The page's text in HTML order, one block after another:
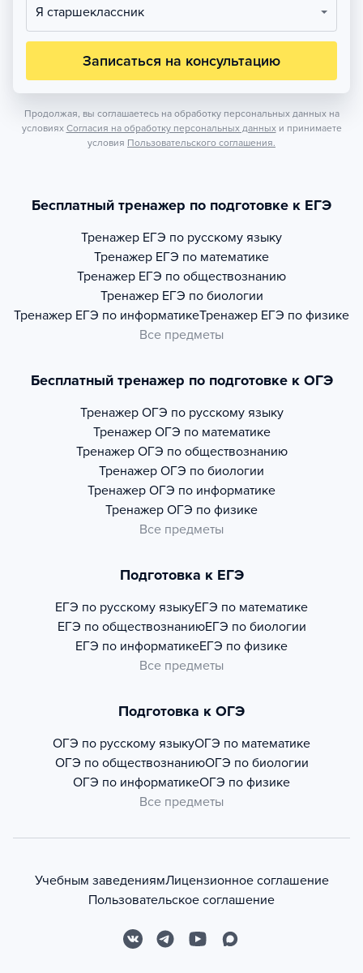
Я старшеклассник
Записаться на консультацию
Продолжая, вы соглашаетесь на обработку персональных данных на
условиях Согласия на обработку персональных данных и принимаете
условия Пользовательского соглашения.
Бесплатный тренажер по подготовке к ЕГЭ
Тренажер ЕГЭ по русскому языку
Тренажер ЕГЭ по математике
Тренажер ЕГЭ по обществознанию
Тренажер ЕГЭ по биологии
Тренажер ЕГЭ по информатикеТренажер ЕГЭ по физике
Все предметы
Бесплатный тренажер по подготовке к ОГЭ
Тренажер ОГЭ по русскому языку
Тренажер ОГЭ по математике
Тренажер ОГЭ по обществознанию
Тренажер ОГЭ по биологии
Тренажер ОГЭ по информатике
Тренажер ОГЭ по физике
Все предметы
Подготовка к ЕГЭ
ЕГЭ по русскому языкуЕГЭ по математике
ЕГЭ по обществознаниюЕГЭ по биологии
ЕГЭ по информатикеЕГЭ по физике
Все предметы
Подготовка к ОГЭ
ОГЭ по русскому языкуОГЭ по математике
ОГЭ по обществознаниюОГЭ по биологии
ОГЭ по информатикеОГЭ по физике
Все предметы
Учебным заведениямЛицензионное соглашение
Пользовательское соглашение